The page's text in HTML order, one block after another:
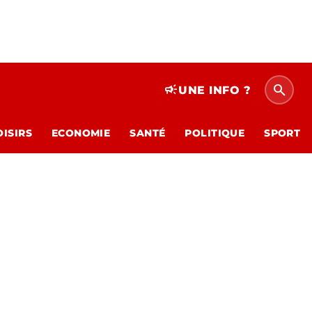
campaignUNE INFO ? search
ECONOMIE SANTÉ POLITIQUE SPORT